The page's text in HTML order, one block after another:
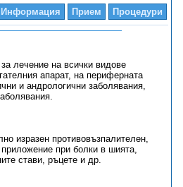
Информация Прием Процедури
лечение на всички видове
апарат, на периферната
и андрологични заболявания,
изразен противовъзпалителен,
при болки в шията,
стави, ръцете и др.